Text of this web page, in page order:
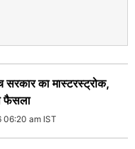
का मास्टरस्ट्रोक,
फैसला
am IST